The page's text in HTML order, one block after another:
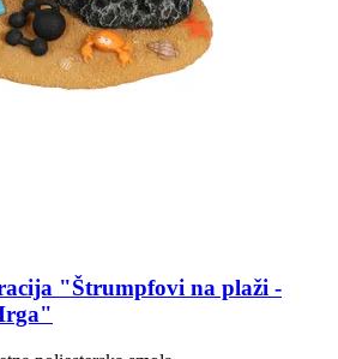
"Štrumpfovi na plaži -​